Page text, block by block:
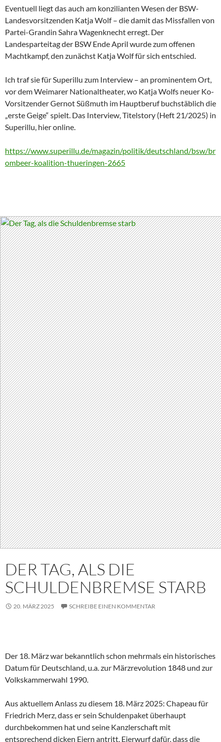
Eventuell liegt das auch am konzilianten Wesen der BSW-
Landesvorsitzenden Katja Wolf – die damit das Missfallen von
Partei-Grandin Sahra Wagenknecht erregt. Der
Landesparteitag der BSW Ende April wurde zum offenen
Machtkampf, den zunächst Katja Wolf für sich entschied.
Ich traf sie für Superillu zum Interview – an prominentem Ort,
vor dem Weimarer Nationaltheater, wo Katja Wolfs neuer Ko-
Vorsitzender Gernot Süßmuth im Hauptberuf buchstäblich die
„erste Geige“ spielt. Das Interview, Titelstory (Heft 21/2025) in
Superillu, hier online.
https://www.superillu.de/magazin/politik/deutschland/bsw/br
ombeer-koalition-thueringen-2665
DER TAG, ALS DIE
SCHULDENBREMSE STARB
20. MÄRZ 2025 SCHREIBE EINEN KOMMENTAR
Der 18. März war bekanntlich schon mehrmals ein historisches
Datum für Deutschland, u.a. zur Märzrevolution 1848 und zur
Volkskammerwahl 1990.
Aus aktuellem Anlass zu diesem 18. März 2025: Chapeau für
Friedrich Merz, dass er sein Schuldenpaket überhaupt
durchbekommen hat und seine Kanzlerschaft mit
entsprechend dicken Eiern antritt. Eierwurf dafür, dass die